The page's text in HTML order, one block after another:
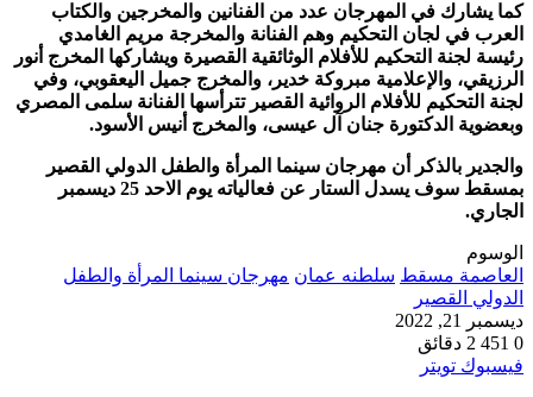
كما يشارك في المهرجان عدد من الفنانين والمخرجين والكتاب
العرب في لجان التحكيم وهم الفنانة والمخرجة مريم الغامدي
رئيسة لجنة التحكيم للأفلام الوثائقية القصيرة ويشاركها المخرج أنور
الرزيقي، والإعلامية مبروكة خدير، والمخرج جميل اليعقوبي، وفي
لجنة التحكيم للأفلام الروائية القصير تترأسها الفنانة سلمى المصري
وبعضوية الدكتورة جنان آل عيسى، والمخرج أنيس الأسود.
والجدير بالذكر أن مهرجان سينما المرأة والطفل الدولي القصير
بمسقط سوف يسدل الستار عن فعالياته يوم الاحد 25 ديسمبر
الجاري.
الوسوم
العاصمة مسقط سلطنه عمان مهرجان سينما المرأة والطفل
الدولي القصير
ديسمبر 21, 2022
0
2 دقائق
فيسبوك تويتر